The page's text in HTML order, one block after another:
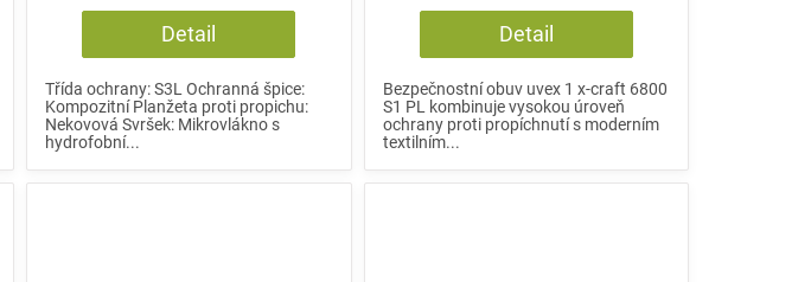
Detail
Třída ochrany: S3L Ochranná špice:
Kompozitní Planžeta proti propichu:
Nekovová Svršek: Mikrovlákno s
hydrofobní...
Detail
Bezpečnostní obuv uvex 1 x-craft 6800
S1 PL kombinuje vysokou úroveň
ochrany proti propíchnutí s moderním
textilním...